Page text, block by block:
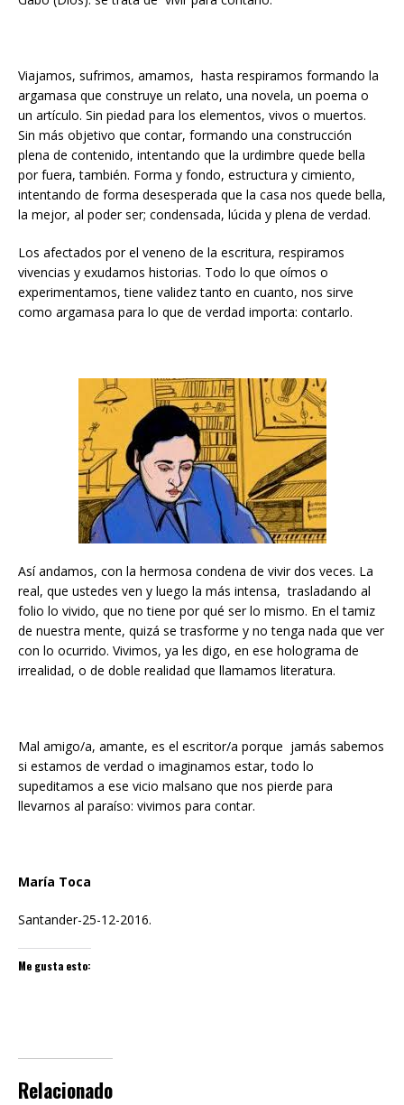
Viajamos, sufrimos, amamos, hasta respiramos formando la
argamasa que construye un relato, una novela, un poema o
un artículo. Sin piedad para los elementos, vivos o muertos.
Sin más objetivo que contar, formando una construcción
plena de contenido, intentando que la urdimbre quede bella
por fuera, también. Forma y fondo, estructura y cimiento,
intentando de forma desesperada que la casa nos quede bella,
la mejor, al poder ser; condensada, lúcida y plena de verdad.
Los afectados por el veneno de la escritura, respiramos
vivencias y exudamos historias. Todo lo que oímos o
experimentamos, tiene validez tanto en cuanto, nos sirve
como argamasa para lo que de verdad importa: contarlo.
Así andamos, con la hermosa condena de vivir dos veces. La
real, que ustedes ven y luego la más intensa, trasladando al
folio lo vivido, que no tiene por qué ser lo mismo. En el tamiz
de nuestra mente, quizá se trasforme y no tenga nada que ver
con lo ocurrido. Vivimos, ya les digo, en ese holograma de
irrealidad, o de doble realidad que llamamos literatura.
Mal amigo/a, amante, es el escritor/a porque jamás sabemos
si estamos de verdad o imaginamos estar, todo lo
supeditamos a ese vicio malsano que nos pierde para
llevarnos al paraíso: vivimos para contar.
María Toca
Santander-25-12-2016.
Me gusta esto:
Relacionado